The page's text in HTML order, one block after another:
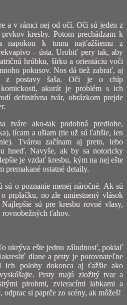
a v rámci nej od očí. Oči sú jeden z
kresby. Potom prechádzam k
napokon k tomu najťažšiemu z
– ústa. Urobiť pery tak, aby
hrúbku, šírku a orientáciu voči
pokusov. Nos dá tiež zabrať, aj
z postavy šaša. Oči je o chlp
akurát je problém s ich
definitívna tvár, obrázkom prejde
tváre ako-tak podobná predlohe,
lícam a ušiam (tie už sú ľahšie, len
Tvárou začínam aj preto, lebo
hneď. Navyše, ak by sa notoricky
je vzdať kresbu, kým na nej ešte
premakané ostatné detaily.
sú o poznanie menej náročné. Ak sú
prplačku, no zle umiestnený vlások
sú pre kresbu rovné vlasy,
rovnobežných ťahov.
ukrýva ešte jednu záludnosť, pokiaľ
dlane a prsty je porovnateľne
ich polohy dokonca aj ťažšie ako
Prsty majú zložitý tvar a
pirohmi, zvieracími labkami a
si paprče zo scény, ak môžeš!